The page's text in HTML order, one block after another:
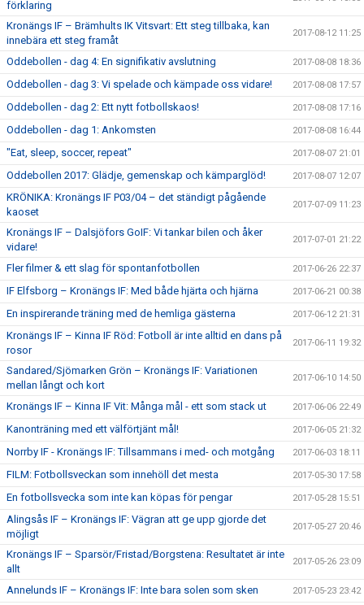
förklaring
Kronängs IF – Brämhults IK Vitsvart: Ett steg tillbaka, kan
innebära ett steg framåt
2017-08-12 11:25
Oddebollen - dag 4: En signifikativ avslutning 2017-08-08 18:36
Oddebollen - dag 3: Vi spelade och kämpade oss vidare! 2017-08-08 17:57
Oddebollen - dag 2: Ett nytt fotbollskaos! 2017-08-08 17:16
Oddebollen - dag 1: Ankomsten 2017-08-08 16:44
"Eat, sleep, soccer, repeat" 2017-08-07 21:01
Oddebollen 2017: Glädje, gemenskap och kämparglöd! 2017-08-07 12:07
KRÖNIKA: Kronängs IF P03/04 – det ständigt pågående
kaoset
2017-07-09 11:23
Kronängs IF – Dalsjöfors GoIF: Vi tankar bilen och åker
vidare!
2017-07-01 21:22
Fler filmer & ett slag för spontanfotbollen 2017-06-26 22:37
IF Elfsborg – Kronängs IF: Med både hjärta och hjärna 2017-06-21 00:38
En inspirerande träning med de hemliga gästerna 2017-06-12 21:31
Kronängs IF – Kinna IF Röd: Fotboll är inte alltid en dans på
rosor
2017-06-11 19:32
Sandared/Sjömarken Grön – Kronängs IF: Variationen
mellan långt och kort
2017-06-10 14:50
Kronängs IF – Kinna IF Vit: Många mål - ett som stack ut 2017-06-06 22:49
Kanonträning med ett välförtjänt mål! 2017-06-05 21:32
Norrby IF - Kronängs IF: Tillsammans i med- och motgång 2017-06-03 18:11
FILM: Fotbollsveckan som innehöll det mesta 2017-05-30 17:58
En fotbollsvecka som inte kan köpas för pengar 2017-05-28 15:51
Alingsås IF – Kronängs IF: Vägran att ge upp gjorde det
möjligt
2017-05-27 20:46
Kronängs IF – Sparsör/Fristad/Borgstena: Resultatet är inte
allt
2017-05-26 23:09
Annelunds IF – Kronängs IF: Inte bara solen som sken 2017-05-23 23:42